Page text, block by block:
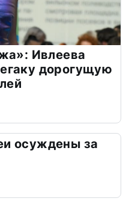
Ивлеева
дорогущую
осуждены за